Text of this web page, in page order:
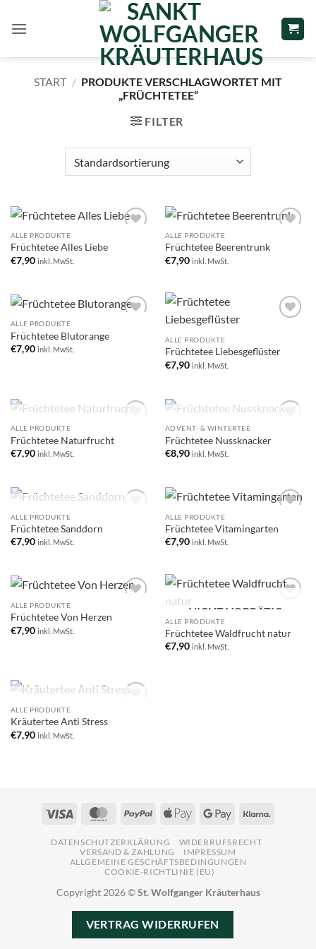
Inhalt
START / PRODUKTE VERSCHLAGWORTET MIT
„FRÜCHTETEE“
FILTER
ALLE PRODUKTE
Früchtetee Alles Liebe
€7,90 inkl. MwSt.
ALLE PRODUKTE
Früchtetee Beerentrunk
€7,90 inkl. MwSt.
ALLE PRODUKTE
Früchtetee Blutorange
€7,90 inkl. MwSt.
ALLE PRODUKTE
Früchtetee Liebesgeflüster
€7,90 inkl. MwSt.
NICHT VORRÄTIG
ALLE PRODUKTE
Früchtetee Naturfrucht
€7,90 inkl. MwSt.
wishlist
NICHT VORRÄTIG
ADVENT- & WINTERTEE
Früchtetee Nussknacker
€8,90 inkl. MwSt.
NICHT VORRÄTIG
ALLE PRODUKTE
Früchtetee Sanddorn
€7,90 inkl. MwSt.
wishlist
ALLE PRODUKTE
Früchtetee Vitamingarten
€7,90 inkl. MwSt.
ALLE PRODUKTE
Früchtetee Von Herzen
€7,90 inkl. MwSt.
Add to
NICHT VORRÄTIG
ALLE PRODUKTE
Früchtetee Waldfrucht natur
€7,90 inkl. MwSt.
NICHT VORRÄTIG
ALLE PRODUKTE
Kräutertee Anti Stress
€7,90 inkl. MwSt.
Visa MasterCardPayPal
Apple
Google
DATENSCHUTZERKLÄRUNG
WIDERRUFSRECHT
VERSAND & ZAHLUNG
IMPRESSUM
ALLGEMEINE GESCHÄFTSBEDINGUNGEN
COOKIE-RICHTLINIE (EU)
Copyright 2026 ©St. Wolfganger Kräuterhaus
VERTRAG WIDERRUFEN